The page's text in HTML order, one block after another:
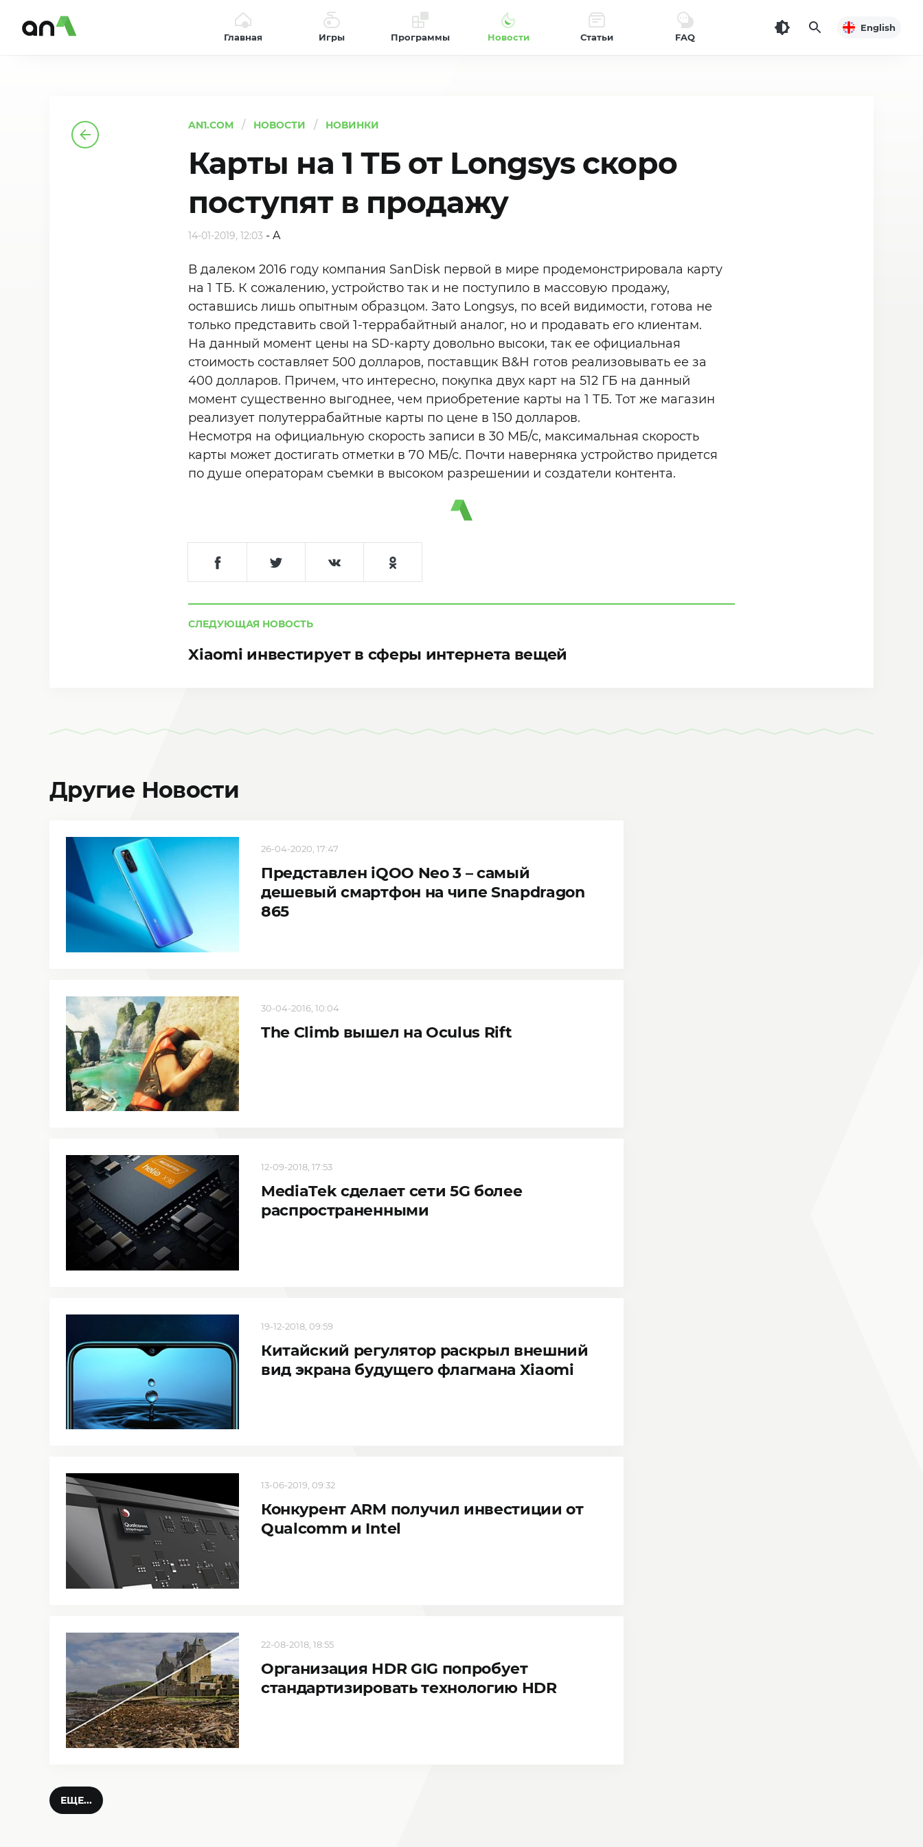
Главная Игры Программы Новости Статьи FAQ
English
AN1.COM НОВОСТИ НОВИНКИ
Карты на 1 ТБ от Longsys скоро
поступят в продажу
14-01-2019, 12:03 -A
В далеком 2016 году компания SanDisk первой в мире продемонстрировала карту
на 1 ТБ. К сожалению, устройство так и не поступило в массовую продажу,
оставшись лишь опытным образцом. Зато Longsys, по всей видимости, готова не
только представить свой 1-террабайтный аналог, но и продавать его клиентам.
На данный момент цены на SD-карту довольно высоки, так ее официальная
стоимость составляет 500 долларов, поставщик B&H готов реализовывать ее за
400 долларов. Причем, что интересно, покупка двух карт на 512 ГБ на данный
момент существенно выгоднее, чем приобретение карты на 1 ТБ. Тот же магазин
реализует полутеррабайтные карты по цене в 150 долларов.
Несмотря на официальную скорость записи в 30 МБ/с, максимальная скорость
карты может достигать отметки в 70 МБ/с. Почти наверняка устройство придется
по душе операторам съемки в высоком разрешении и создатели контента.
СЛЕДУЮЩАЯ НОВОСТЬ
Xiaomi инвестирует в сферы интернета вещей
Другие Новости
26-04-2020, 17:47
Представлен iQOO Neo 3 – самый
дешевый смартфон на чипе Snapdragon
865
30-04-2016, 10:04
The Climb вышел на Oculus Rift
12-09-2018, 17:53
MediaTek сделает сети 5G более
распространенными
19-12-2018, 09:59
Китайский регулятор раскрыл внешний
вид экрана будущего флагмана Xiaomi
13-06-2019, 09:32
Конкурент ARM получил инвестиции от
Qualcomm и Intel
22-08-2018, 18:55
Организация HDR GIG попробует
стандартизировать технологию HDR
ЕЩЕ...